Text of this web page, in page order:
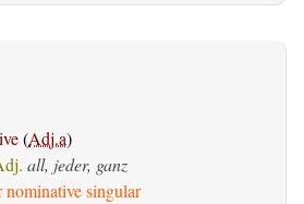
(Adj.a)
all, jeder, ganz
nominative singular